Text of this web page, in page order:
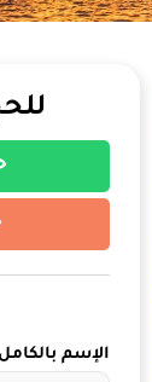
الإسم بالكامل